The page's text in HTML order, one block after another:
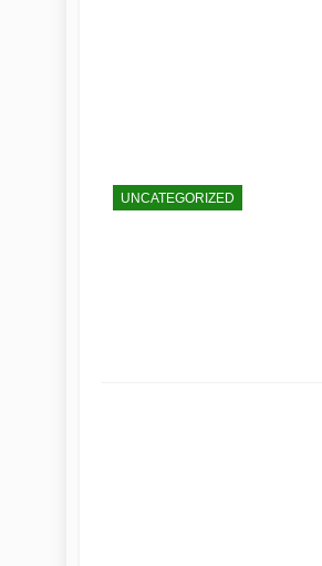
UNCATEGORIZED